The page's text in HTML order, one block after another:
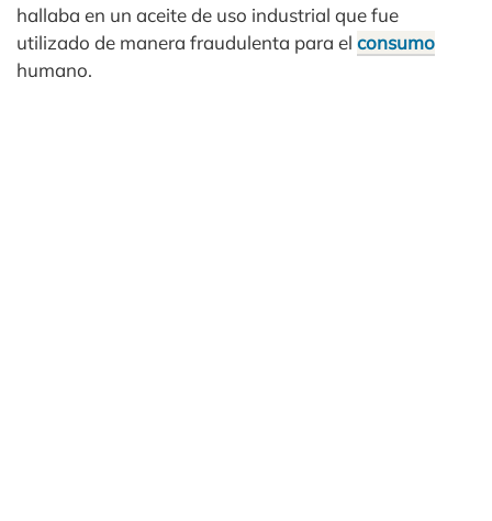
hallaba en un aceite de uso industrial que fue
utilizado de manera fraudulenta para el consumo
humano.